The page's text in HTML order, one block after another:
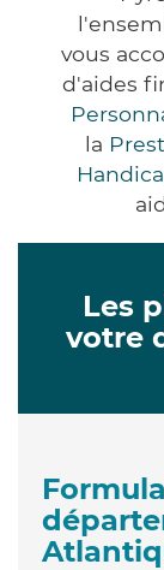
vous
d'aides
la
Les
votre